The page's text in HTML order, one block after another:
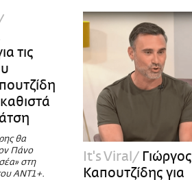
Lgbtqi+
τις
θα
Πάνο
στη
ANT1+.
It's Viral
Γιώργος
Καπουτζίδης για